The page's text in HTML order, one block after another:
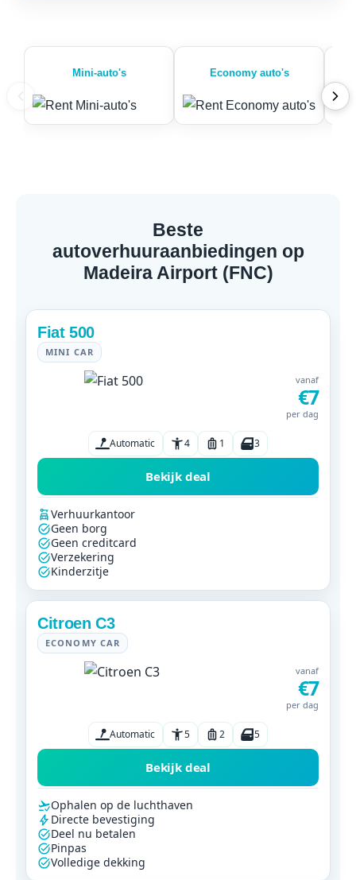
Mini-auto's Economy auto's
Beste
autoverhuuraanbiedingen op
Madeira Airport (FNC)
Fiat 500
MINI CAR
vanaf
€7
per dag
Automatic 4 1 3
Bekijk deal
Verhuurkantoor
Geen borg
Geen creditcard
Verzekering
Kinderzitje
Citroen C3
ECONOMY CAR
vanaf
€7
per dag
Automatic 5 2 5
Bekijk deal
Ophalen op de luchthaven
Directe bevestiging
Deel nu betalen
Pinpas
Volledige dekking